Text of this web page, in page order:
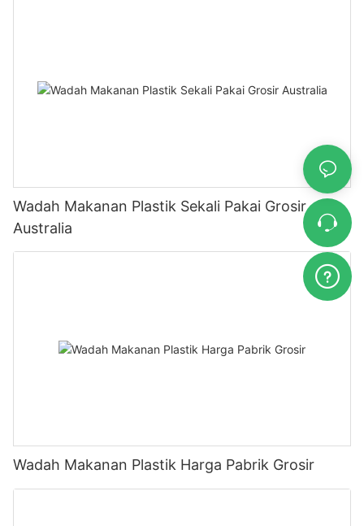
Wadah Makanan Plastik Sekali Pakai Grosir
Australia
Wadah Makanan Plastik Harga Pabrik Grosir